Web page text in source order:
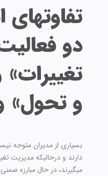
دو
و تحول»
بسیاری از مدیران متوجه
دارند و درحالیکه مدیریت
میگیرند، در حال مبارزه